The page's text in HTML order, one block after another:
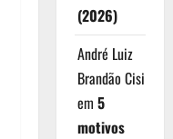
(2026)
André Luiz
Brandão Cisi
em 5
motivos